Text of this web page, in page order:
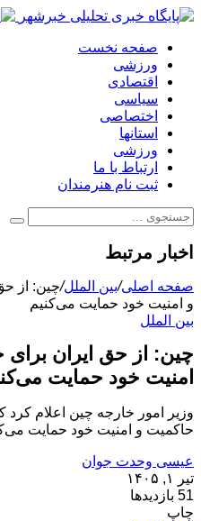
صفحه نخست
ورزشی
اقتصادی
سیاسی
اختصاصی
استانها
ورزشی
ارتباط با ما
ثبت نام هنرمندان
اخبار مرتبط
صفحه اصلی/بین الملل/چین: از
و امنیت خود حمایت می‌کنیم
بین الملل
چین: از حق ایران
امنیت خود حمایت
وزیر امور خارجه چین اعلام کرد
حاکمیت و امنیت خود حمایت
عیسی وحدت جوان
تیر ۱, ۱۴۰۵
51 بازدیدها
چاپ